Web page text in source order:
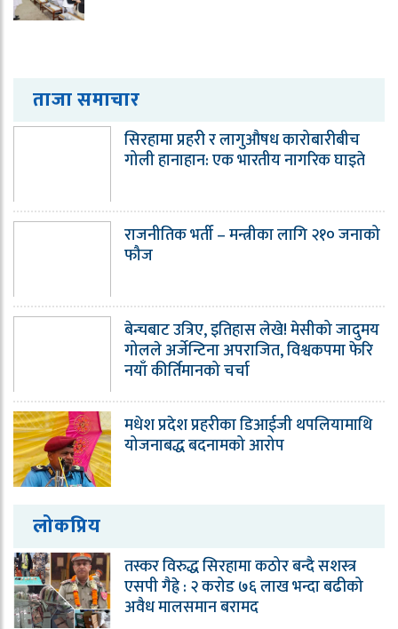
ताजा समाचार
सिरहामा प्रहरी र लागुऔषध कारोबारीबीच
गोली हानाहान: एक भारतीय नागरिक घाइते
राजनीतिक भर्ती – मन्त्रीका लागि २१० जनाको
फौज
बेन्चबाट उत्रिए, इतिहास लेखे! मेसीको जादुमय
गोलले अर्जेन्टिना अपराजित, विश्वकपमा फेरि
नयाँ कीर्तिमानको चर्चा
मधेश प्रदेश प्रहरीका डिआईजी थपलियामाथि
योजनाबद्ध बदनामको आरोप
लोकप्रिय
तस्कर विरुद्ध सिरहामा कठोर बन्दै सशस्त्र
एसपी गैह्रे : २ करोड ७६ लाख भन्दा बढीको
अवैध मालसमान बरामद